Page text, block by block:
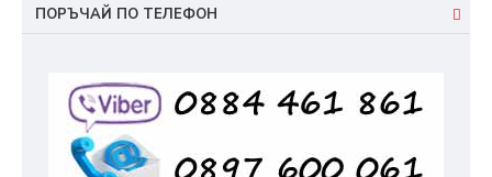
ПОРЪЧАЙ ПО ТЕЛЕФОН